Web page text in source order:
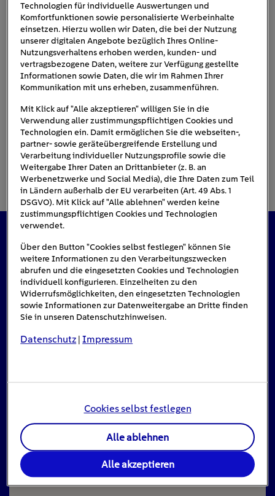
Das könnte Sie auch interessieren
Stromausfall: Das ist zu tun, wenn das Licht
ausgeht
Technologien für individuelle Auswertungen und
Komfortfunktionen sowie personalisierte Werbeinhalte
einsetzen. Hierzu wollen wir Daten, die bei der Nutzung
unserer digitalen Angebote bezüglich Ihres Online-
Nutzungsverhaltens erhoben werden, kunden- und
vertragsbezogene Daten, weitere zur Verfügung gestellte
Informationen sowie Daten, die wir im Rahmen Ihrer
Kommunikation mit uns erheben, zusammenführen.
Mit Klick auf "Alle akzeptieren" willigen Sie in die
Verwendung aller zustimmungspflichtigen Cookies und
Technologien ein. Damit ermöglichen Sie die webseiten-,
partner- sowie geräteübergreifende Erstellung und
Verarbeitung individueller Nutzungsprofile sowie die
Weitergabe Ihrer Daten an Drittanbieter (z. B. an
Werbenetzwerke und Social Media), die Ihre Daten zum Teil
in Ländern außerhalb der EU verarbeiten (Art. 49 Abs. 1
DSGVO). Mit Klick auf "Alle ablehnen" werden keine
zustimmungspflichtigen Cookies und Technologien
verwendet.
Über den Button "Cookies selbst festlegen" können Sie
weitere Informationen zu den Verarbeitungszwecken
abrufen und die eingesetzten Cookies und Technologien
individuell konfigurieren. Einzelheiten zu den
Widerrufsmöglichkeiten, den eingesetzten Technologien
sowie Informationen zur Datenweitergabe an Dritte finden
Sie in unseren Datenschutzhinweisen.
Datenschutz |Impressum
Cookies selbst festlegen
Alle ablehnen
Alle akzeptieren